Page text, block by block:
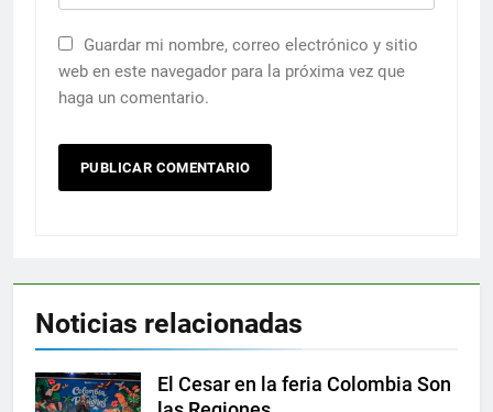
Guardar mi nombre, correo electrónico y sitio
web en este navegador para la próxima vez que
haga un comentario.
Noticias relacionadas
El Cesar en la feria Colombia Son